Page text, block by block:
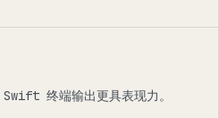
终端输出更具表现力。